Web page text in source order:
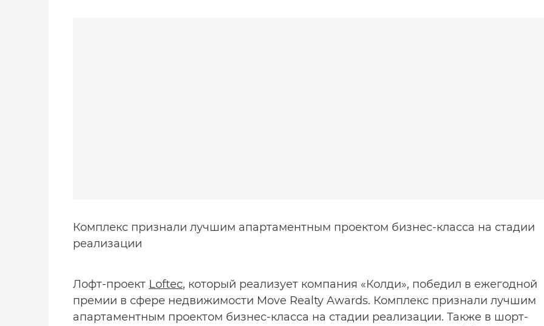
Комплекс признали лучшим апартаментным проектом бизнес-класса на стадии
реализации
Лофт-проект Loftec, который реализует компания «Колди», победил в ежегодной
премии в сфере недвижимости Move Realty Awards. Комплекс признали лучшим
апартаментным проектом бизнес-класса на стадии реализации. Также в шорт-